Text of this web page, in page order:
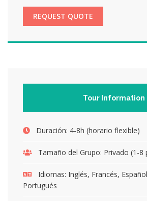
REQUEST QUOTE
Tour Information
Duración: 4-8h (horario flexible)
Tamaño del Grupo: Privado (1-8
Idiomas: Inglés, Francés,
Portugués